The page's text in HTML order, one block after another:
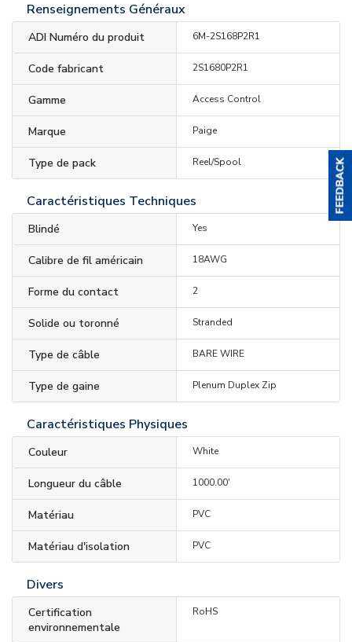
Renseignements Généraux
ADI Numéro du produit 6M-2S168P2R1
Code fabricant 2S1680P2R1
Gamme Access Control
Marque Paige
Type de pack Reel/Spool
Caractéristiques Techniques
Blindé Yes
Calibre de fil américain 18AWG
Forme du contact 2
Solide ou toronné Stranded
Type de câble BARE WIRE
Type de gaine Plenum Duplex Zip
Caractéristiques Physiques
Couleur White
Longueur du câble 1000.00'
Matériau PVC
Matériau d'isolation PVC
Divers
Certification
environnementale
RoHS